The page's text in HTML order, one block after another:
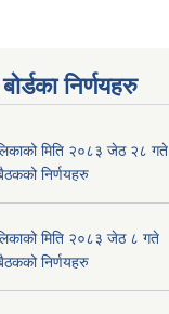
निर्णयहरु
मिति २०८३ जेठ २८ गते
निर्णयहरु
मिति २०८३ जेठ ८ गते
निर्णयहरु